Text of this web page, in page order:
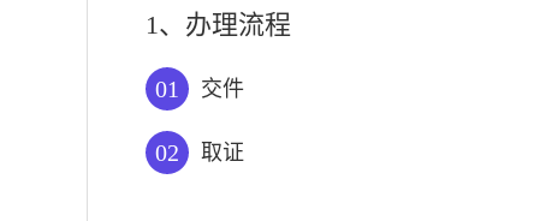
1、办理流程
01 交件
02 取证